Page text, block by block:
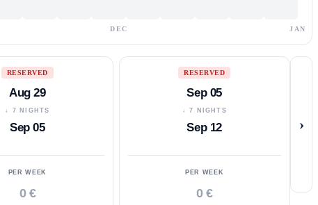
DEC JAN
RESERVED
Aug 29
↓ 7 NIGHTS
Sep 05
PER WEEK
0 €
RESERVED
Sep 05
↓ 7 NIGHTS
Sep 12
PER WEEK
0 €
›